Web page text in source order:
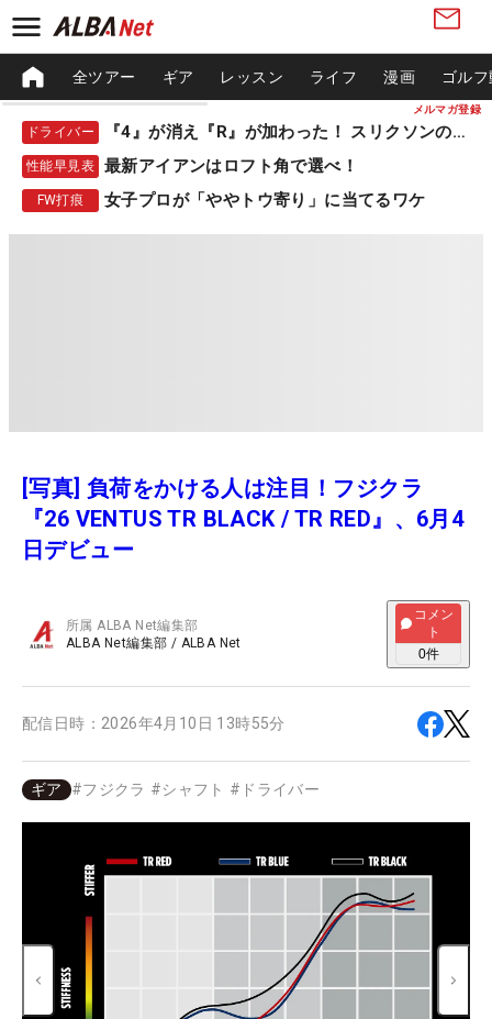
メルマガ登録
全ツアー ギア レッスン ライフ 漫画 ゴル
ドライバー 『4』が消え『R』が加わった！ スリクソンの新作
性能早見表 最新アイアンはロフト角で選べ！
FW打痕 女子プロが「ややトウ寄り」に当てるワケ
[写真] 負荷をかける人は注目！フジクラ
『26 VENTUS TR BLACK / TR RED』、6月4
日デビュー
所属ALBA Net編集部
ALBA Net編集部 / ALBA Net
コメン
ト
0件
配信日時： 2026年4月10日 13時55分
ギア #フジクラ #シャフト # ドライバー